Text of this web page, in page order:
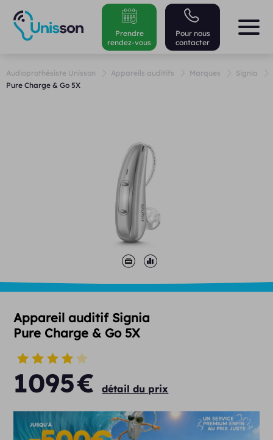
Pour nous
contacter
Prendre
rendez-vous
Audioprothésiste Unisson Appareils auditifs Marques
Signia
Pure Charge & Go 5X
Appareil auditif Signia
Pure Charge & Go 5X
1095€ détail du prix